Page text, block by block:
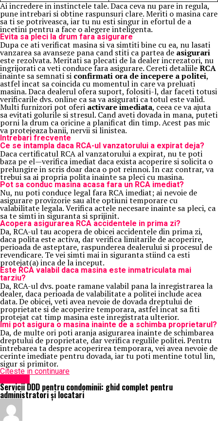
Ai incredere in instinctele tale. Daca ceva nu pare in regula,
pune intrebari si obtine raspunsuri clare. Meriti o masina care
sa ti se potriveasca, iar tu nu esti singur in efortul de a
incetini pentru a face o alegere inteligenta.
Evita sa pleci la drum fara asigurare
Dupa ce ati verificat masina si va simtiti bine cu ea, nu lasati
vanzarea sa avanseze pana cand stiti ca partea deasigurari
este rezolvata. Meritati sa plecati de la dealer increzatori, nu
ingrijorati ca veti conduce fara asigurare. Cereti detaliileRCA
inainte sa semnati si confirmati ora de incepere a politei,
astfel incat sa coincida cu momentul in care va preluati
masina. Daca dealerul ofera suport, folositi-l, dar faceti totusi
verificarile dvs. online ca sa va asigurati ca totul este valid.
Multi furnizori pot oferi activare imediata, ceea ce va ajuta
sa evitati golurile si stresul. Cand aveti dovada in mana, puteti
porni la drum ca oricine a planificat din timp. Acest pas mic
va protejeaza banii, nervii si linistea.
Intrebari frecvente
Ce se intampla daca RCA-ul vanzatorului a expirat deja?
Daca certificatul RCA al vanzatorului a expirat, nu te poti
baza pe el—verifica imediat daca exista acoperire si solicita o
prelungire in scris doar daca o pot reinnoi. In caz contrar, va
trebui sa ai propria polita inainte sa pleci cu masina.
Pot sa conduc masina acasa fara un RCA imediat?
Nu, nu poti conduce legal fara RCA imediat; ai nevoie de
asigurare provizorie sau alte optiuni temporare cu
valabilitate legala. Verifica actele necesare inainte sa pleci, ca
sa te simti in siguranta si sprijinit.
Acopera asigurarea RCA accidentele in prima zi?
Da, RCA-ul tau acopera de obicei accidentele din prima zi,
daca polita este activa, dar verifica limitarile de acoperire,
perioada de asteptare, raspunderea dealerului si procesul de
revendicare. Te vei simti mai in siguranta stiind ca esti
protejat(a) inca de la inceput.
Este RCA valabil daca masina este inmatriculata mai
tarziu?
Da, RCA-ul dvs. poate ramane valabil pana la inregistrarea la
dealer, daca perioada de valabilitate a politei include acea
data. De obicei, veti avea nevoie de dovada dreptului de
proprietate si de acoperire temporara, astfel incat sa fiti
protejat cat timp masina este inregistrata ulterior.
Imi pot asigura o masina inainte de a schimba proprietarul?
Da, de multe ori poti aranja asigurarea inainte de schimbarea
dreptului de proprietate, dar verifica regulile politei. Pentru
intrebarea ta despre acoperirea temporara, vei avea nevoie de
cerinte imediate pentru dovada, iar tu poti mentine totul lin,
sigur si primitor.
Citeste in continuare
Servicii DDD pentru condominii: ghid complet pentru
administratori și locatari